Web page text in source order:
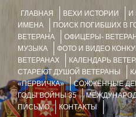
ГЛАВНАЯ ВЕХИ ИСТОРИИ
И
ИМЕНА
ПОИСК ПОГИБШИХ В
ВЕТЕРАНА
ОФИЦЕРЫ-
МУЗЫКА
ФОТО И ВИДЕО
ВЕТЕРАНАХ
КАЛЕНДАРЬ
СТАРЕЮТ ДУШОЙ ВЕТЕРАНЫ
«ПЕРВИЧКА»
СОЖЖЁННЫЕ
ГОДЫ ВОЙНЫ 35
ПИСЬМО
КОНТАКТЫ